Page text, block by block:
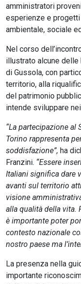
amministratori
esperienze e
ambientale, sociale
Nel corso
illustrato alcune
di Gussola, con
territorio, alla
del patrimonio
intende sviluppare
“La partecipazione al
Torino rappresenta
soddisfazione”, ha
Franzini. “Essere
Italiani significa dare
avanti sul territorio
visione
alla qualità della vita.
è importante poter
contesto nazionale
nostro paese ma
La presenza nella
importante